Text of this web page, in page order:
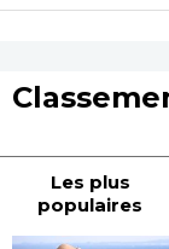
Les plus
populaires